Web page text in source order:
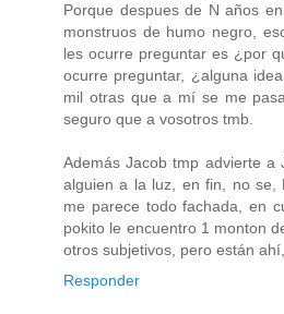
Porque despues de N años
monstruos de humo negro,
les ocurre preguntar es ¿por
ocurre preguntar, ¿alguna
mil otras que a mí se me
seguro que a vosotros tmb.
Además Jacob tmp advierte
alguien a la luz, en fin, no se,
me parece todo fachada, en
pokito le encuentro 1 monton
otros subjetivos, pero están
Responder